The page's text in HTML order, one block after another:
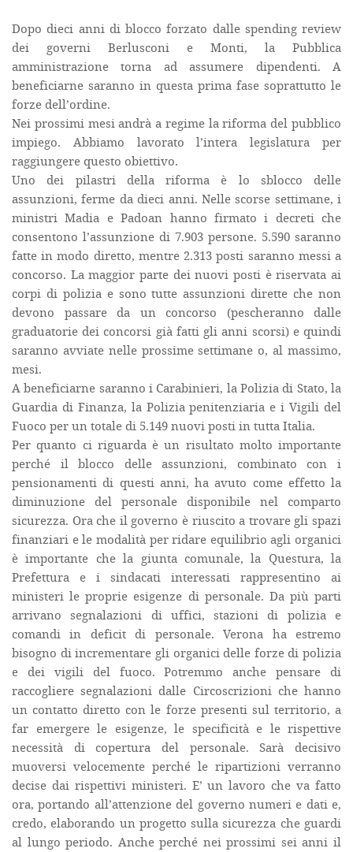
Dopo dieci anni di blocco forzato dalle spending review
dei governi Berlusconi e Monti, la Pubblica
amministrazione torna ad assumere dipendenti. A
beneficiarne saranno in questa prima fase soprattutto le
forze dell’ordine.
Nei prossimi mesi andrà a regime la riforma del pubblico
impiego. Abbiamo lavorato l’intera legislatura per
raggiungere questo obiettivo.
Uno dei pilastri della riforma è lo sblocco delle
assunzioni, ferme da dieci anni. Nelle scorse settimane, i
ministri Madia e Padoan hanno firmato i decreti che
consentono l’assunzione di 7.903 persone. 5.590 saranno
fatte in modo diretto, mentre 2.313 posti saranno messi a
concorso. La maggior parte dei nuovi posti è riservata ai
corpi di polizia e sono tutte assunzioni dirette che non
devono passare da un concorso (pescheranno dalle
graduatorie dei concorsi già fatti gli anni scorsi) e quindi
saranno avviate nelle prossime settimane o, al massimo,
mesi.
A beneficiarne saranno i Carabinieri, la Polizia di Stato, la
Guardia di Finanza, la Polizia penitenziaria e i Vigili del
Fuoco per un totale di 5.149 nuovi posti in tutta Italia.
Per quanto ci riguarda è un risultato molto importante
perché il blocco delle assunzioni, combinato con i
pensionamenti di questi anni, ha avuto come effetto la
diminuzione del personale disponibile nel comparto
sicurezza. Ora che il governo è riuscito a trovare gli spazi
finanziari e le modalità per ridare equilibrio agli organici
è importante che la giunta comunale, la Questura, la
Prefettura e i sindacati interessati rappresentino ai
ministeri le proprie esigenze di personale. Da più parti
arrivano segnalazioni di uffici, stazioni di polizia e
comandi in deficit di personale. Verona ha estremo
bisogno di incrementare gli organici delle forze di polizia
e dei vigili del fuoco. Potremmo anche pensare di
raccogliere segnalazioni dalle Circoscrizioni che hanno
un contatto diretto con le forze presenti sul territorio, a
far emergere le esigenze, le specificità e le rispettive
necessità di copertura del personale. Sarà decisivo
muoversi velocemente perché le ripartizioni verranno
decise dai rispettivi ministeri. E’ un lavoro che va fatto
ora, portando all’attenzione del governo numeri e dati e,
credo, elaborando un progetto sulla sicurezza che guardi
al lungo periodo. Anche perché nei prossimi sei anni il